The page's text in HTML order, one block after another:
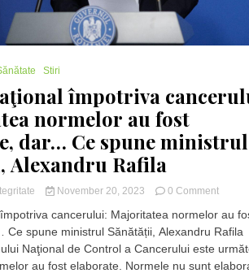
Stiri
împotriva
normelor au fost
dar… Ce spune ministrul
Alexandru Rafila
November 20, 2023 0 Commenton
cancerului: Majoritatea normelor au
spune ministrul Sănătății, Alexandru Rafila
Naţional de Control a Cancerului este
au fost elaborate. Normele nu sunt